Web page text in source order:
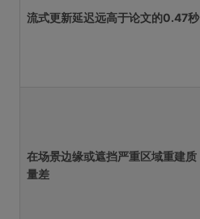
流式更新延迟远高于论文的0.47秒
在场景边缘或遮挡严重区域重建质
量差